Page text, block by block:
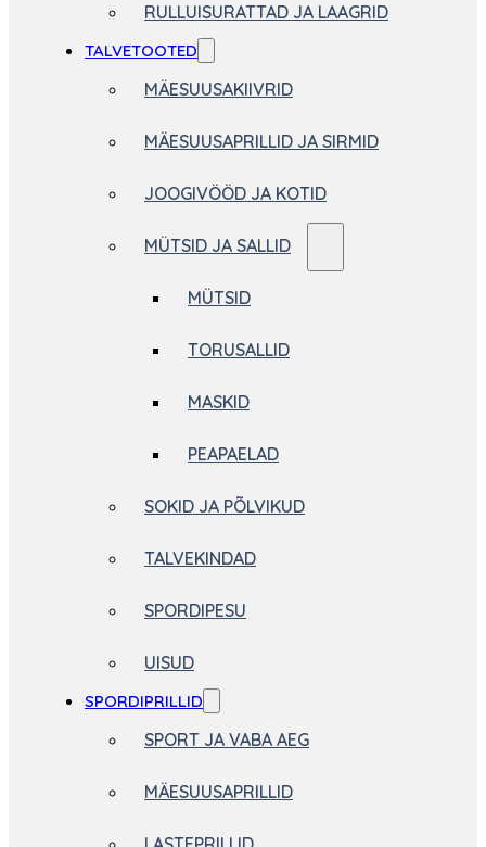
RULLUISURATTAD JA LAAGRID
TALVETOOTED
MÄESUUSAKIIVRID
MÄESUUSAPRILLID JA SIRMID
JOOGIVÖÖD JA KOTID
MÜTSID JA SALLID
MÜTSID
TORUSALLID
MASKID
PEAPAELAD
SOKID JA PÕLVIKUD
TALVEKINDAD
SPORDIPESU
UISUD
SPORDIPRILLID
SPORT JA VABA AEG
MÄESUUSAPRILLID